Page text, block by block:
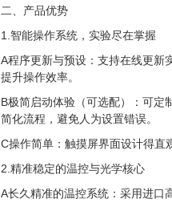
二、产品优势
1.智能操作系统，实验尽在掌握
A程序更新与预设：支持在线更新
提升操作效率。
B极简启动体验（可选配）：可定
简化流程，避免人为设置错误。
C操作简单：触摸屏界面设计得直
2.精准稳定的温控与光学核心
A长久精准的温控系统：采用进口